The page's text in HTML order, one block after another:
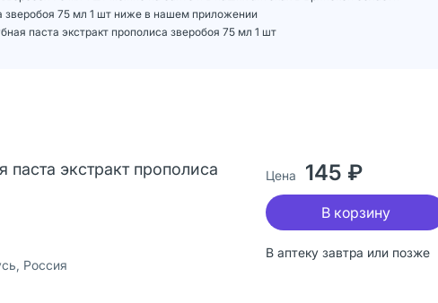
зверобоя 75 мл 1 шт ниже в нашем приложении
паста экстракт прополиса зверобоя 75 мл 1 шт
экстракт прополиса
Россия
В аптеку завтра или позже
Цена 145 ₽
В корзину